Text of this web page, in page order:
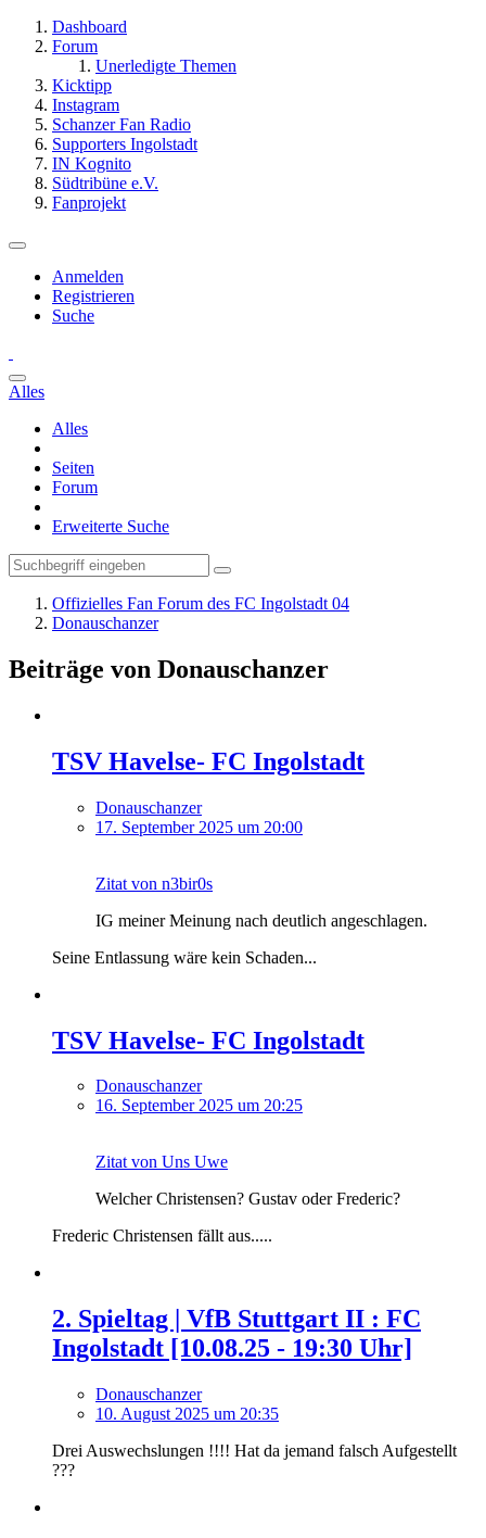
Dashboard
Forum
Unerledigte Themen
Kicktipp
Instagram
Schanzer Fan Radio
Supporters Ingolstadt
IN Kognito
Südtribüne e.V.
Fanprojekt
Anmelden
Registrieren
Suche
Alles
Alles
Seiten
Forum
Erweiterte Suche
Offizielles Fan Forum des FC Ingolstadt 04
Donauschanzer
Beiträge von Donauschanzer
TSV Havelse- FC Ingolstadt
Donauschanzer
17. September 2025 um 20:00
Zitat von n3bir0s
IG meiner Meinung nach deutlich angeschlagen.
Seine Entlassung wäre kein Schaden...
TSV Havelse- FC Ingolstadt
Donauschanzer
16. September 2025 um 20:25
Zitat von Uns Uwe
Welcher Christensen? Gustav oder Frederic?
Frederic Christensen fällt aus.....
2. Spieltag | VfB Stuttgart II : FC
Ingolstadt [10.08.25 - 19:30 Uhr]
Donauschanzer
10. August 2025 um 20:35
Drei Auswechslungen !!!! Hat da jemand falsch Aufgestellt
???